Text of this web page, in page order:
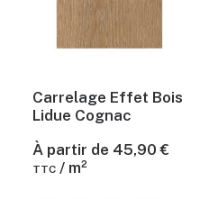
Carrelage Effet Bois
Lidue Cognac
À partir de 45,90€
TTC / m²